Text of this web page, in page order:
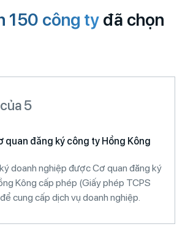
150 công ty đã chọn
5
quan đăng ký công ty Hồng Kông
doanh nghiệp được Cơ quan đăng ký
Kông cấp phép (Giấy phép TCPS
cung cấp dịch vụ doanh nghiệp.